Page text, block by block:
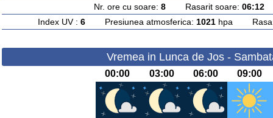
Nr. ore cu soare: 8Rasarit soare: 06:12
Index UV : 6 Presiunea atmosferica: 1021 hpa
Vremea in Lunca de Jos -
00:00 03:00 06:00 09:00